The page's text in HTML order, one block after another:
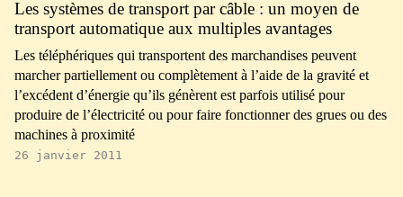
Les systèmes de transport par câble : un moyen de
transport automatique aux multiples avantages
Les téléphériques qui transportent des marchandises peuvent
marcher partiellement ou complètement à l’aide de la gravité et
l’excédent d’énergie qu’ils génèrent est parfois utilisé pour
produire de l’électricité ou pour faire fonctionner des grues ou des
machines à proximité
26 janvier 2011